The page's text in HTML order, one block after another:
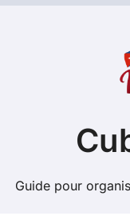
Guide pour